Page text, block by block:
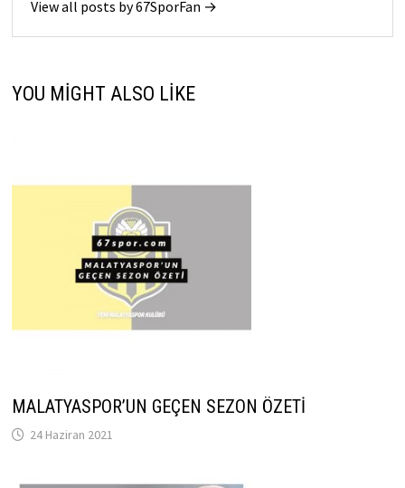
View all posts by 67SporFan →
YOU MIGHT ALSO LIKE
MALATYASPOR’UN GEÇEN SEZON ÖZETİ
24 Haziran 2021